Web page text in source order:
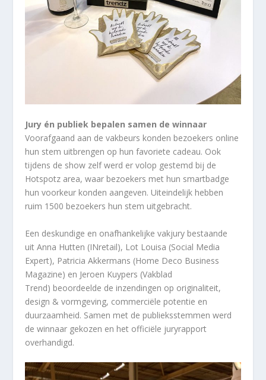
Jury én publiek bepalen samen de winnaar
Voorafgaand aan de vakbeurs konden bezoekers online
hun stem uitbrengen op hun favoriete cadeau. Ook
tijdens de show zelf werd er volop gestemd bij de
Hotspotz area, waar bezoekers met hun smartbadge
hun voorkeur konden aangeven. Uiteindelijk hebben
ruim 1500 bezoekers hun stem uitgebracht.
Een deskundige en onafhankelijke vakjury bestaande
uit Anna Hutten (INretail), Lot Louisa (Social Media
Expert), Patricia Akkermans (Home Deco Business
Magazine) en Jeroen Kuypers (Vakblad
Trend) beoordeelde de inzendingen op originaliteit,
design & vormgeving, commerciële potentie en
duurzaamheid. Samen met de publieksstemmen werd
de winnaar gekozen en het officiële juryrapport
overhandigd.